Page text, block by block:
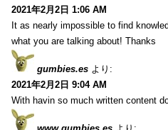
2021年2月2日 1:06 AM
It as nearly impossible to find
what you are talking about! Thanks
gumbies.es より:
2021年2月2日 9:04 AM
With havin so much written content
www.gumbies.es より: